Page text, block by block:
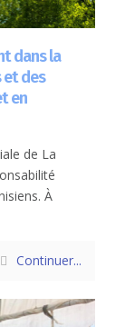
dans la
et des
en
de La
À
Continuer...